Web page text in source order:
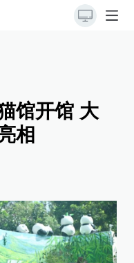
馆开馆 大
相